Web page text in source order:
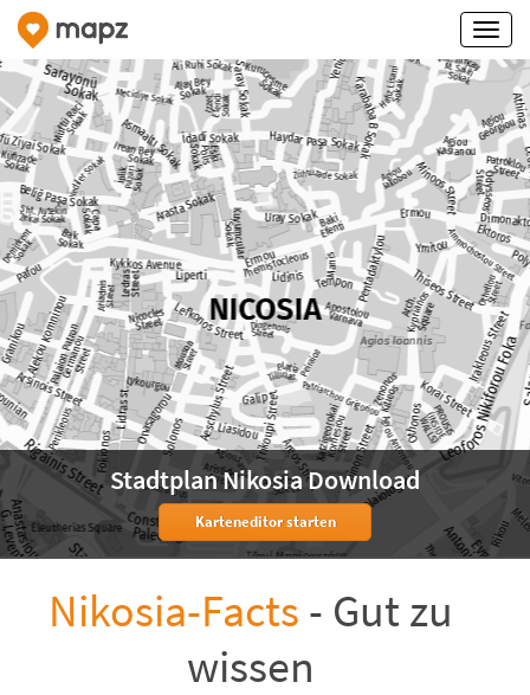
Stadtplan Nikosia Download
Karteneditor starten
Nikosia-Facts - Gut zu
wissen